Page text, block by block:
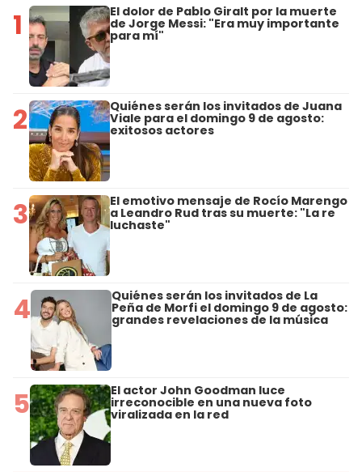
1 El dolor de Pablo Giralt por la muerte
de Jorge Messi: "Era muy importante
para mí"
2 Quiénes serán los invitados de Juana
Viale para el domingo 9 de agosto:
exitosos actores
3 El emotivo mensaje de Rocío Marengo
a Leandro Rud tras su muerte: "La re
luchaste"
4 Quiénes serán los invitados de La
Peña de Morfi el domingo 9 de agosto:
grandes revelaciones de la música
5 El actor John Goodman luce
irreconocible en una nueva foto
viralizada en la red